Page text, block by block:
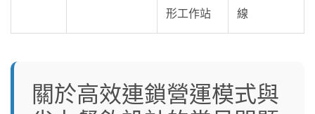
形工作站
線
關於高效連鎖營運模式與